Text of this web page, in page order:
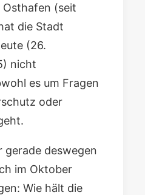
(seit
die Stadt
(26.
nicht
es um Fragen
oder
gerade deswegen
im Oktober
Wie hält die